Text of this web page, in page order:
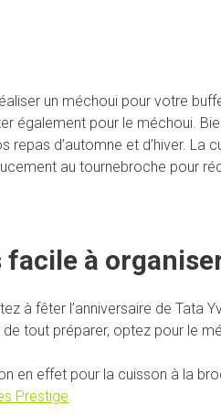
un méchoui pour votre
également pour le méchoui.
repas d’automne et d’hiver. La
au tournebroche pour
facile à
à fêter l’anniversaire de Tata
tout préparer, optez pour le
en effet pour la cuisson à la
Prestige.